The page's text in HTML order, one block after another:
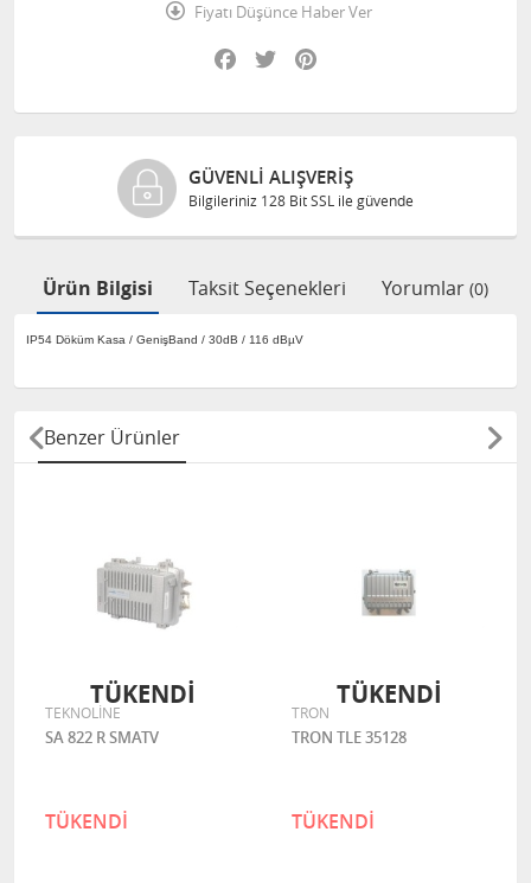
Fiyatı Düşünce Haber Ver
Facebook
Twitter
GÜVENLI ALIŞVERIŞ
Bilgileriniz 128 Bit SSL ile güvende
Ürün Bilgisi Taksit Seçenekleri Yorumlar (0)
IP54 Döküm Kasa / GenişBand / 30dB / 116 dBµV
Benzer Ürünler
TEKNOLİNE
SA 822 R SMATV
TÜKENDİ
TÜKENDİ
TRON
TRON TLE 35128
TÜKENDİ
TÜKENDİ